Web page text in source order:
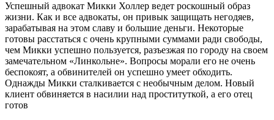
Успешный адвокат Микки Холлер ведет роскошный образ
жизни. Как и все адвокаты, он привык защищать негодяев,
зарабатывая на этом славу и большие деньги. Некоторые
готовы расстаться с очень крупными суммами ради свободы,
чем Микки успешно пользуется, разъезжая по городу на своем
замечательном «Линкольне». Вопросы морали его не очень
беспокоят, а обвинителей он успешно умеет обходить.
Однажды Микки сталкивается с необычным делом. Новый
клиент обвиняется в насилии над проституткой, а его отец
готов